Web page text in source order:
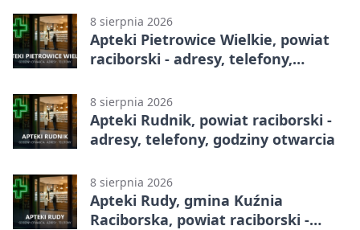
8 sierpnia 2026
Apteki Pietrowice Wielkie, powiat
raciborski - adresy, telefony,
8 sierpnia 2026
Apteki Rudnik, powiat raciborski -
adresy, telefony, godziny otwarcia
8 sierpnia 2026
Apteki Rudy, gmina Kuźnia
Raciborska, powiat raciborski -